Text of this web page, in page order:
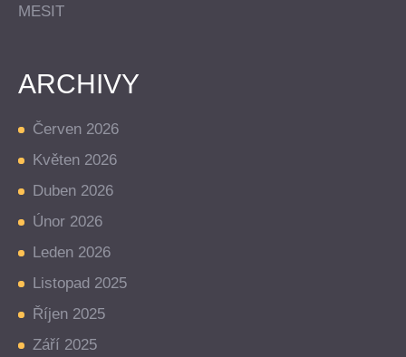
MESIT
ARCHIVY
Červen 2026
Květen 2026
Duben 2026
Únor 2026
Leden 2026
Listopad 2025
Říjen 2025
Září 2025